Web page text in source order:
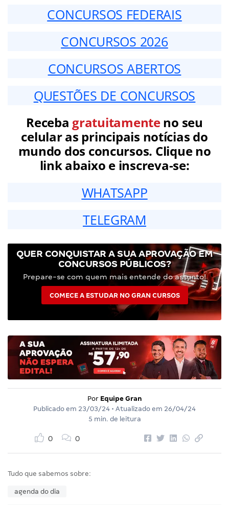
CONCURSOS FEDERAIS
CONCURSOS 2026
CONCURSOS ABERTOS
QUESTÕES DE CONCURSOS
Receba gratuitamenteno seu
celular as principais notícias do
mundo dos concursos. Clique no
link abaixo e inscreva-se:
WHATSAPP
TELEGRAM
QUER CONQUISTAR A SUA APROVAÇÃO EM
CONCURSOS PÚBLICOS?
Prepare-se com quem mais entende do assunto!
COMECE A ESTUDAR NO GRAN CURSOS
Por Equipe Gran
Publicado em 23/03/24 • Atualizado em 26/04/24
5 min. de leitura
0 0
Tudo que sabemos sobre:
agenda do dia